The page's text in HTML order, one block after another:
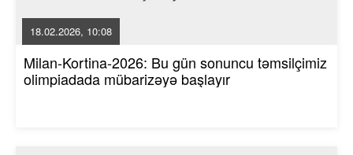
18.02.2026, 10:08
Milan-Kortina-2026: Bu gün sonuncu təmsilçimiz
olimpiadada mübarizəyə başlayır